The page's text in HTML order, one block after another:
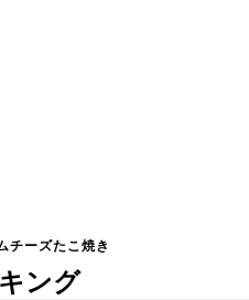
チーズたこ焼き
ング